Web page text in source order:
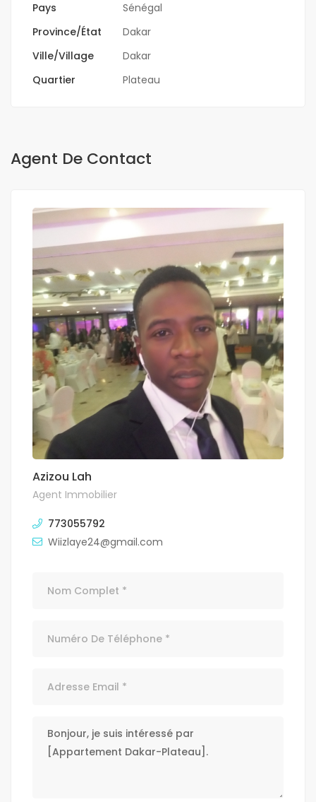
Pays
Sénégal
Province/État
Dakar
Ville/Village
Dakar
Quartier
Plateau
Agent De Contact
Azizou Lah
Agent Immobilier
773055792
Wiizlaye24@gmail.com